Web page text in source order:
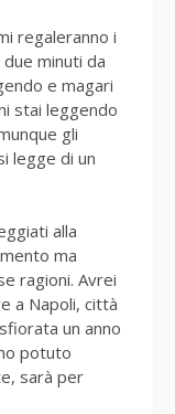
regaleranno i
minuti da
e magari
stai leggendo
gli
legge di un
alla
ma
ragioni. Avrei
a Napoli, città
un anno
potuto
sarà per